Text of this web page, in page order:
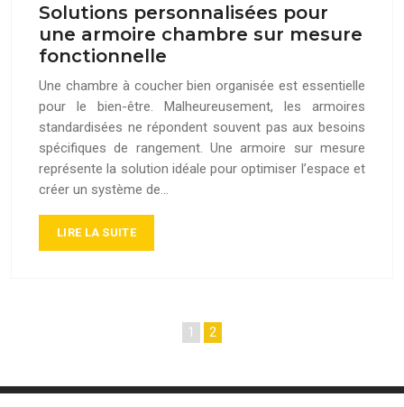
Solutions personnalisées pour
une armoire chambre sur mesure
fonctionnelle
Une chambre à coucher bien organisée est essentielle
pour le bien-être. Malheureusement, les armoires
standardisées ne répondent souvent pas aux besoins
spécifiques de rangement. Une armoire sur mesure
représente la solution idéale pour optimiser l’espace et
créer un système de…
LIRE LA SUITE
1 2